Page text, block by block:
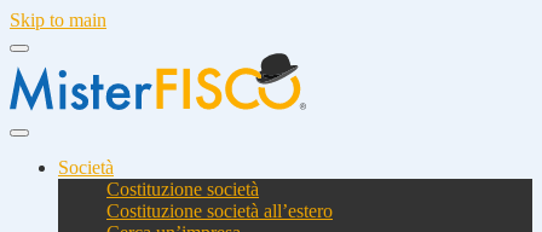
Skip to main
Società
Costituzione società
Costituzione società all’estero